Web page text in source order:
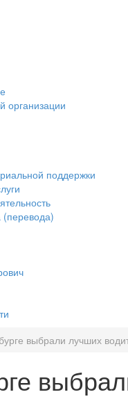
организации
поддержки
выбрали лучших